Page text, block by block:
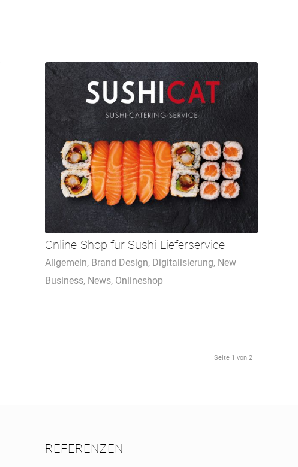
Online-Shop für Sushi-Lieferservice
Allgemein, Brand Design, Digitalisierung, New
Business, News, Onlineshop
Seite 1 von 2
REFERENZEN